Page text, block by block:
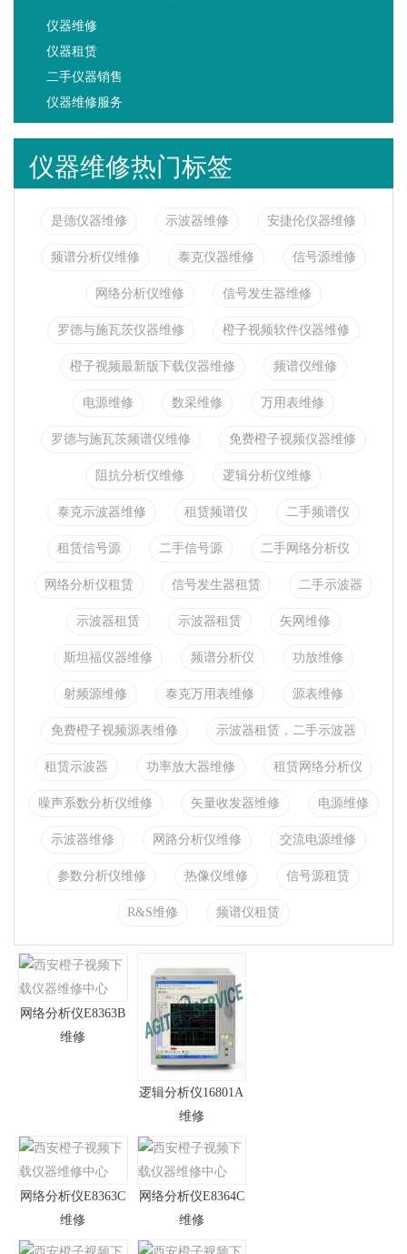
仪器维修
仪器租赁
二手仪器销售
仪器维修服务
仪器维修热门标签
是德仪器维修 示波器维修 安捷伦仪器维修
频谱分析仪维修 泰克仪器维修 信号源维修
网络分析仪维修 信号发生器维修
罗德与施瓦茨仪器维修 橙子视频软件仪器维修
橙子视频最新版下载仪器维修 频谱仪维修
电源维修 数采维修 万用表维修
罗德与施瓦茨频谱仪维修 免费橙子视频仪器维修
阻抗分析仪维修 逻辑分析仪维修
泰克示波器维修 租赁频谱仪 二手频谱仪
租赁信号源 二手信号源 二手网络分析仪
网络分析仪租赁 信号发生器租赁 二手示波器
示波器租赁 示波器租赁 矢网维修
斯坦福仪器维修 频谱分析仪 功放维修
射频源维修 泰克万用表维修 源表维修
免费橙子视频源表维修 示波器租赁，二手示波器
租赁示波器 功率放大器维修 租赁网络分析仪
噪声系数分析仪维修 矢量收发器维修 电源维修
示波器维修 网路分析仪维修 交流电源维修
参数分析仪维修 热像仪维修 信号源租赁
R&S维修 频谱仪租赁
网络分析仪E8363B
维修
逻辑分析仪16801A
维修
网络分析仪E8363C
维修
网络分析仪E8364C
维修